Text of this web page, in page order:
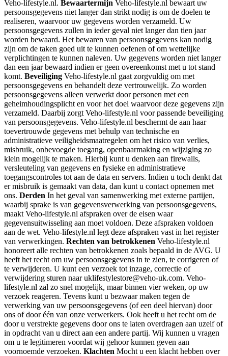
Veho-lifestyle.nl. Bewaartermijn Veho-lifestyle.nl bewaart uw
persoonsgegevens niet langer dan strikt nodig is om de doelen te
realiseren, waarvoor uw gegevens worden verzameld. Uw
persoonsgegevens zullen in ieder geval niet langer dan tien jaar
worden bewaard. Het bewaren van persoonsgegevens kan nodig
zijn om de taken goed uit te kunnen oefenen of om wettelijke
verplichtingen te kunnen naleven. Uw gegevens worden niet langer
dan een jaar bewaard indien er geen overeenkomst met u tot stand
komt. Beveiliging Veho-lifestyle.nl gaat zorgvuldig om met
persoonsgegevens en behandelt deze vertrouwelijk. Zo worden
persoonsgegevens alleen verwerkt door personen met een
geheimhoudingsplicht en voor het doel waarvoor deze gegevens zijn
verzameld. Daarbij zorgt Veho-lifestyle.nl voor passende beveiliging
van persoonsgegevens. Veho-lifestyle.nl beschermt de aan haar
toevertrouwde gegevens met behulp van technische en
administratieve veiligheidsmaatregelen om het risico van verlies,
misbruik, onbevoegde toegang, openbaarmaking en wijziging zo
klein mogelijk te maken. Hierbij kunt u denken aan firewalls,
versleuteling van gegevens en fysieke en administratieve
toegangscontroles tot aan de data en servers. Indien u toch denkt dat
er misbruik is gemaakt van data, dan kunt u contact opnemen met
ons. Derden In het geval van samenwerking met externe partijen,
waarbij sprake is van gegevensverwerking van persoonsgegevens,
maakt Veho-lifestyle.nl afspraken over de eisen waar
gegevensuitwisseling aan moet voldoen. Deze afspraken voldoen
aan de wet. Veho-lifestyle.nl legt deze afspraken vast in het register
van verwerkingen. Rechten van betrokkenen Veho-lifestyle.nl
honoreert alle rechten van betrokkenen zoals bepaald in de AVG. U
heeft het recht om uw persoonsgegevens in te zien, te corrigeren of
te verwijderen. U kunt een verzoek tot inzage, correctie of
verwijdering sturen naar uklifestylestore@veho-uk.com. Veho-
lifestyle.nl zal zo snel mogelijk, maar binnen vier weken, op uw
verzoek reageren. Tevens kunt u bezwaar maken tegen de
verwerking van uw persoonsgegevens (of een deel hiervan) door
ons of door één van onze verwerkers. Ook heeft u het recht om de
door u verstrekte gegevens door ons te laten overdragen aan uzelf of
in opdracht van u direct aan een andere partij. Wij kunnen u vragen
om u te legitimeren voordat wij gehoor kunnen geven aan
voornoemde verzoeken. Klachten Mocht u een klacht hebben over